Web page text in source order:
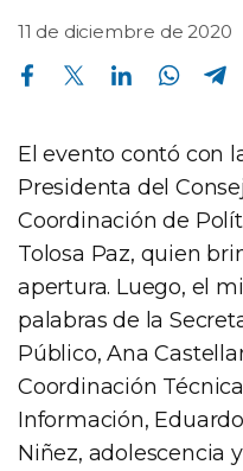
11 de diciembre de 2020
Compartir en Facebook Compartir en Twitter Compartir en Linkedin Compartir en Whatsapp
El evento contó con
Presidenta del
Coordinación de
Tolosa Paz, quien
apertura. Luego, el
palabras de la
Público, Ana
Coordinación
Información,
Niñez, adolescencia